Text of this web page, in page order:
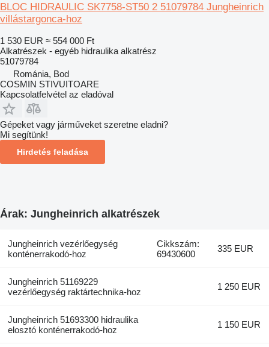
BLOC HIDRAULIC SK7758-ST50 2 51079784 Jungheinrich
villástargonca-hoz
1 530 EUR ≈ 554 000 Ft
Alkatrészek - egyéb hidraulika alkatrész
51079784
Románia, Bod
COSMIN STIVUITOARE
Kapcsolatfelvétel az eladóval
Gépeket vagy járműveket szeretne eladni?
Mi segítünk!
Hirdetés feladása
Árak: Jungheinrich alkatrészek
Jungheinrich vezérlőegység
konténerrakodó-hoz
Cikkszám:
69430600
335 EUR
Jungheinrich 51169229
vezérlőegység raktártechnika-hoz
1 250 EUR
Jungheinrich 51693300 hidraulika
elosztó konténerrakodó-hoz
1 150 EUR